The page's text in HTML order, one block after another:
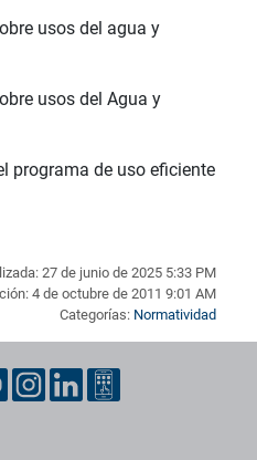
usos del agua y
usos del Agua y
programa de uso eficiente
27 de junio de 2025 5:33 PM
4 de octubre de 2011 9:01 AM
Categorías: Normatividad
de contacto, redes sociales y